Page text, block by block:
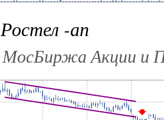
Ростел -ап
МосБиржа Акции